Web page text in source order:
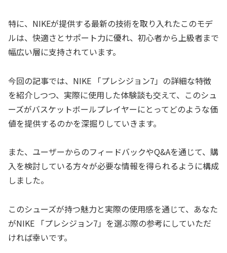
特に、NIKEが提供する最新の技術を取り入れたこのモデ
ルは、快適さとサポート力に優れ、初心者から上級者まで
幅広い層に支持されています。
今回の記事では、NIKE 「プレシジョン7」の詳細な特徴
を紹介しつつ、実際に使用した体験談も交えて、このシュ
ーズがバスケットボールプレイヤーにとってどのような価
値を提供するのかを深掘りしていきます。
また、ユーザーからのフィードバックやQ&Aを通じて、購
入を検討している方々が必要な情報を得られるように構成
しました。
このシューズが持つ魅力と実際の使用感を通じて、あなた
がNIKE 「プレシジョン7」を選ぶ際の参考にしていただ
ければ幸いです。